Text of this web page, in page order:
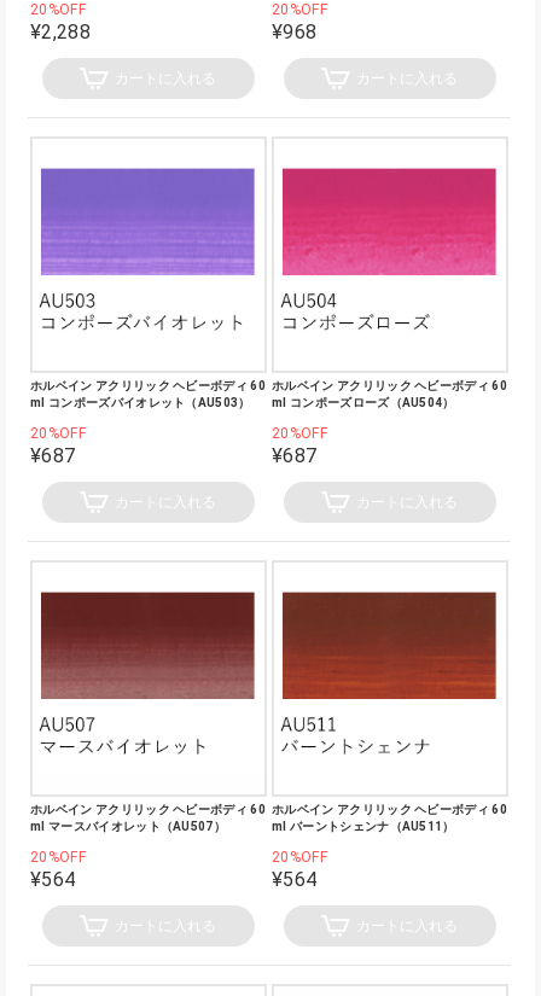
20%OFF
¥2,288
カートに入れる
20%OFF
¥968
カートに入れる
ホルベイン アクリリック ヘビーボディ 60
ml コンポーズバイオレット（AU503）
20%OFF
¥687
カートに入れる
ホルベイン アクリリック ヘビーボディ 60
ml コンポーズローズ（AU504）
20%OFF
¥687
カートに入れる
ホルベイン アクリリック ヘビーボディ 60
ml マースバイオレット（AU507）
20%OFF
¥564
カートに入れる
ホルベイン アクリリック ヘビーボディ 60
ml バーントシェンナ（AU511）
20%OFF
¥564
カートに入れる